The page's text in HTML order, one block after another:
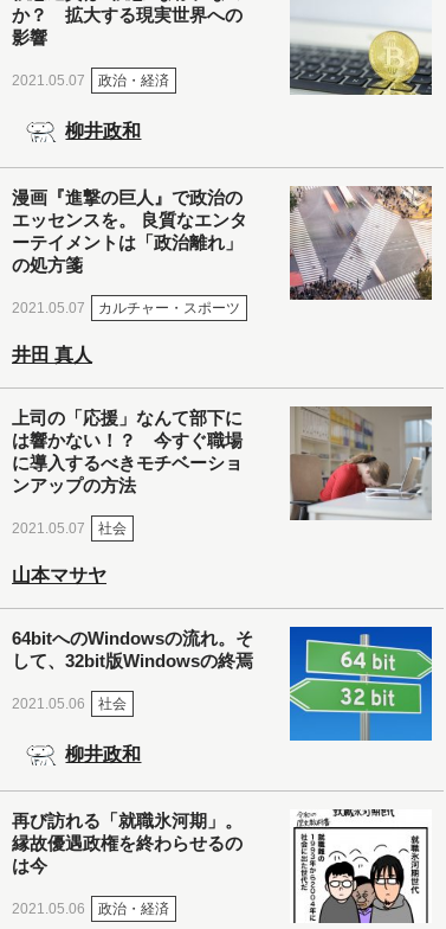
か？ 拡大する現実世界への
影響
2021.05.07 政治・経済
柳井政和
漫画『進撃の巨人』で政治の
エッセンスを。 良質なエンタ
ーテイメントは「政治離れ」
の処方箋
2021.05.07 カルチャー・スポーツ
井田 真人
上司の「応援」なんて部下に
は響かない！？ 今すぐ職場
に導入するべきモチベーショ
ンアップの方法
2021.05.07 社会
山本マサヤ
64bitへのWindowsの流れ。そ
して、32bit版Windowsの終焉
2021.05.06 社会
柳井政和
再び訪れる「就職氷河期」。
縁故優遇政権を終わらせるの
は今
2021.05.06 政治・経済